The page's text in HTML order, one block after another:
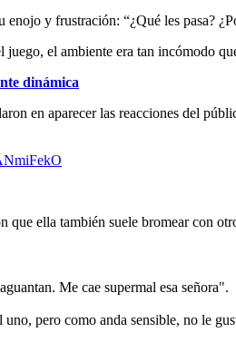
y frustración: “¿Qué les pasa?
el ambiente era tan incómodo
dinámica
en aparecer las reacciones del
ella también suele bromear con
Me cae supermal esa señora".
pero como anda sensible, no le